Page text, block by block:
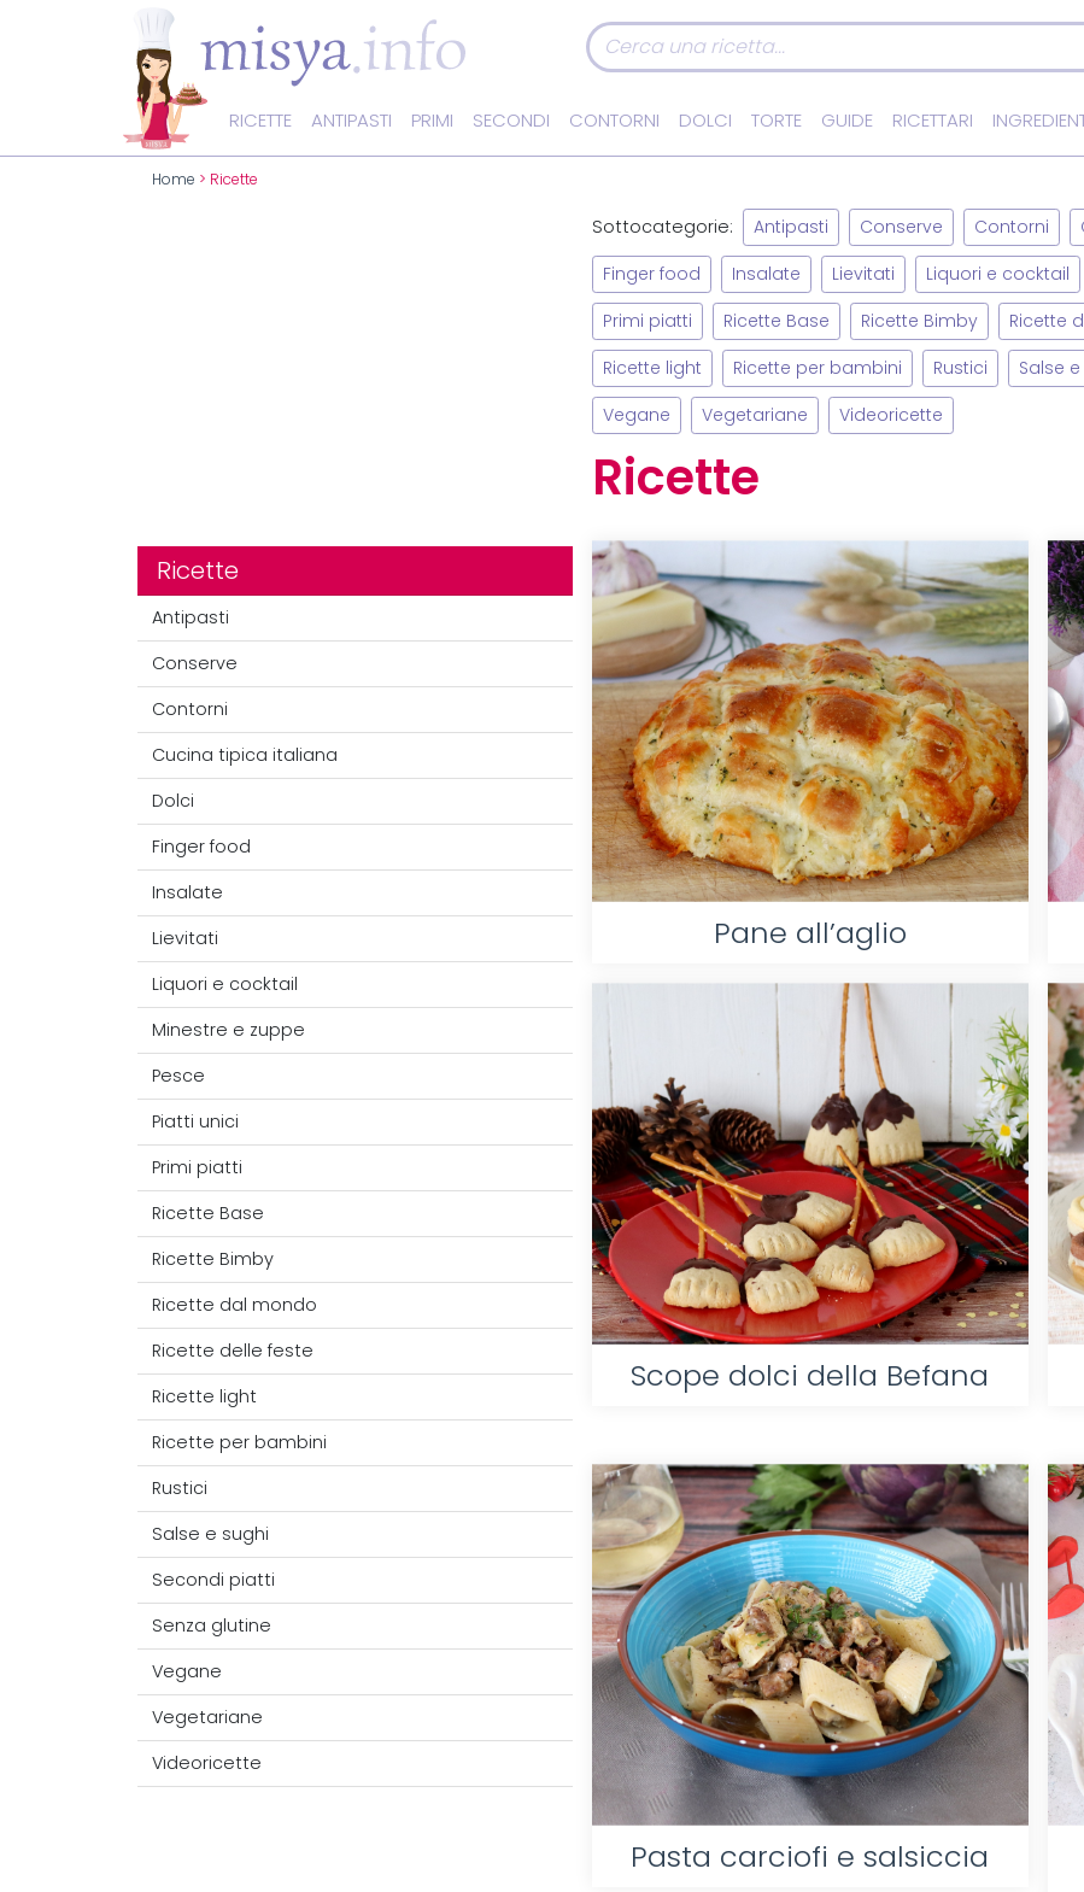
RICETTE ANTIPASTI PRIMI SECONDI CONTORNI DOLCI TORTE GUIDE RICETTARI
Home > Ricette
Ricette
Antipasti
Conserve
Contorni
Cucina tipica italiana
Dolci
Finger food
Insalate
Lievitati
Liquori e cocktail
Minestre e zuppe
Pesce
Piatti unici
Primi piatti
Ricette Base
Ricette Bimby
Ricette dal mondo
Ricette delle feste
Ricette light
Ricette per bambini
Rustici
Salse e sughi
Secondi piatti
Senza glutine
Vegane
Vegetariane
Videoricette
Sottocategorie: Antipasti Conserve Contorni
Finger food Insalate Lievitati Liquori e cocktail
Primi piatti Ricette Base Ricette Bimby Ricette
Ricette light Ricette per bambini Rustici Salse
Vegane Vegetariane Videoricette
Ricette
Pane all’aglio
Scope dolci della Befana
Pasta carciofi e salsiccia